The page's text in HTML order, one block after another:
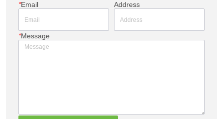
*Email Address
*Message